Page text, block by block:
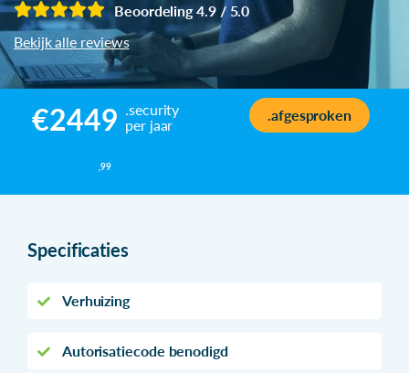
Beoordeling 4.9 / 5.0
Bekijk alle reviews
€2449
,99
.security
per jaar
.afgesproken
Specificaties
Verhuizing
Autorisatiecode benodigd